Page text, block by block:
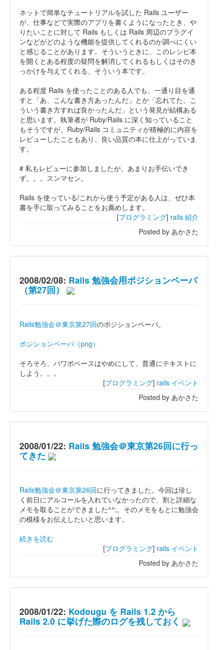
ネットで簡単なチュートリアルを試した Rails ユーザー
が、仕事などで実際のアプリを書くようになったとき、や
りたいことに対して Rails もしくは Rails 周辺のプラグイ
ンなどがどのような機能を提供してくれるのか調べにくい
と感じることがあります。そういうときに、このレシピ本
を開くとある程度の疑問を解消してくれるもしくはそのき
っかけを与えてくれる、そういう本です。
ある程度 Rails を使ったことのある人でも、一通り目を通
すと「あ、こんな書き方あったんだ」とか「忘れてた、こ
ういう書き方すれば良かったんだ」という発見が結構ある
と思います。執筆者が Ruby/Rails に深く知っていること
もそうですが、Ruby/Rails コミュニティが積極的に内容を
レビューしたこともあり、良い品質の本に仕上がっていま
す。
# 私もレビューに参加しましたが、あまりお手伝いでき
ず。。。スンマセン。
Rails を使っている/これから使う予定がある人は、ぜひ本
書を手に取ってみることをお薦めします。
[プログラミング] rails 紹介
Posted by あかさた
2008/02/08: Rails 勉強会用ポジションペーパ
（第27回）
Rails勉強会＠東京第27回のポジションペーパ。
ポジションペーパ（png）
そろそろ、パワポベースはやめにして、普通にテキストに
しよう。。。
[プログラミング] rails イベント
Posted by あかさた
2008/01/22: Rails 勉強会＠東京第26回に行っ
てきた
Rails勉強会＠東京第26回に行ってきました。今回は珍し
く前日にアルコールを入れていなかったので、割と詳細な
メモを取ることができました^^;。そのメモをもとに勉強会
の模様をお伝えしたいと思います。
続きを読む
[プログラミング] rails イベント
Posted by あかさた
2008/01/22: Kodougu を Rails 1.2 から
Rails 2.0 に挙げた際のログを残しておく